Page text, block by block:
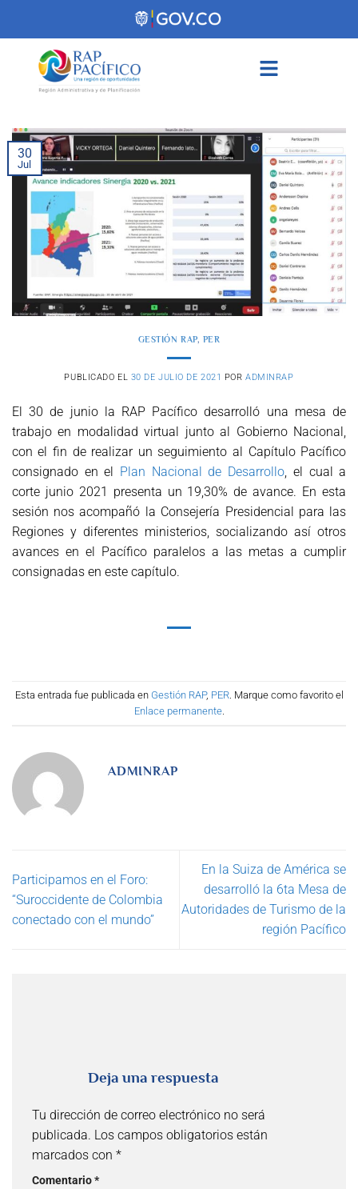
30
Jul
GESTIÓN RAP, PER
PUBLICADO EL 30 DE JULIO DE 2021 PORADMINRAP
El 30 de junio la RAP Pacífico desarrolló una mesa de
trabajo en modalidad virtual junto al Gobierno Nacional,
con el fin de realizar un seguimiento al Capítulo Pacífico
consignado en el Plan Nacional de Desarrollo , el cual a
corte junio 2021 presenta un 19,30% de avance. En esta
sesión nos acompañó la Consejería Presidencial para las
Regiones y diferentes ministerios, socializando así otros
avances en el Pacífico paralelos a las metas a cumplir
consignadas en este capítulo.
Esta entrada fue publicada en Gestión RAP, PER. Marque como favorito el
Enlace permanente.
ADMINRAP
Participamos en el Foro:
“Suroccidente de Colombia
conectado con el mundo”
En la Suiza de América se
desarrolló la 6ta Mesa de
Autoridades de Turismo de la
región Pacífico
Deja una respuesta
Tu dirección de correo electrónico no será
publicada. Los campos obligatorios están
marcados con *
Comentario*